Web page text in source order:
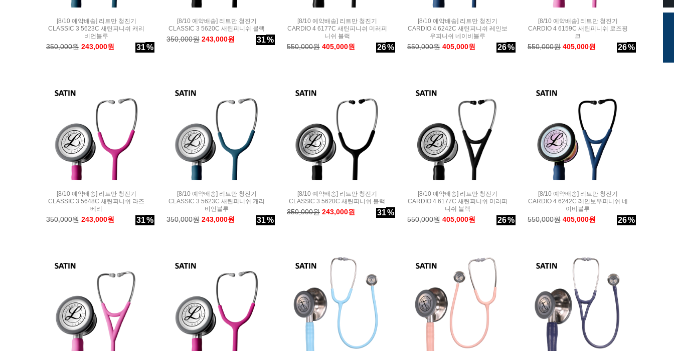
[8/10 예약배송] 리트만 청진기
CLASSIC 3 5623C 새틴피니쉬 캐리
비언블루
350,000원 243,000원 31%
[8/10 예약배송] 리트만 청진기
CLASSIC 3 5620C 새틴피니쉬 블랙
350,000원 243,000원 31%
[8/10 예약배송] 리트만 청진기
CARDIO 4 6177C 새틴피니쉬 미러피
니쉬 블랙
550,000원 405,000원 26%
[8/10 예약배송] 리트만 청진기
CARDIO 4 6242C 새틴피니쉬 레인보
우피니쉬 네이비블루
550,000원 405,000원 26%
[8/10 예약배송] 리트만 청진기
CARDIO 4 6159C 새틴피니쉬 로즈핑
크
550,000원 405,000원 26%
[8/10 예약배송] 리트만 청진기
CLASSIC 3 5648C 새틴피니쉬 라즈
베리
350,000원 243,000원 31%
[8/10 예약배송] 리트만 청진기
CLASSIC 3 5623C 새틴피니쉬 캐리
비언블루
350,000원 243,000원 31%
[8/10 예약배송] 리트만 청진기
CLASSIC 3 5620C 새틴피니쉬 블랙
350,000원 243,000원 31%
[8/10 예약배송] 리트만 청진기
CARDIO 4 6177C 새틴피니쉬 미러피
니쉬 블랙
550,000원 405,000원 26%
[8/10 예약배송] 리트만 청진기
CARDIO 4 6242C 레인보우피니쉬 네
이비블루
550,000원 405,000원 26%